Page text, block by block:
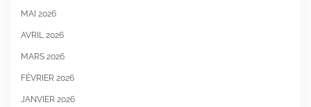
MAI 2026
AVRIL 2026
MARS 2026
FÉVRIER 2026
JANVIER 2026